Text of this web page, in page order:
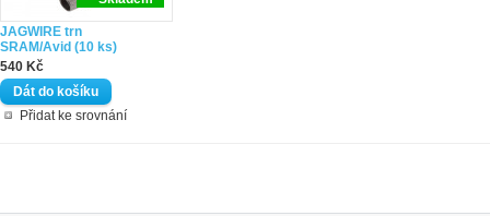
JAGWIRE trn
SRAM/Avid (10 ks)
540 Kč
Přidat ke srovnání